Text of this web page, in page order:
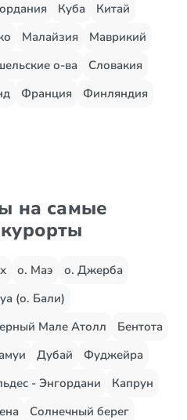
Куба
Китай
Малайзия
Маврикий
о-ва
Словакия
Франция
Финляндия
на самые
о. Маэ
о. Джерба
(о. Бали)
Мале Атолл
Бентота
Дубай
Фуджейра
- Энгордани
Капрун
Солнечный берег